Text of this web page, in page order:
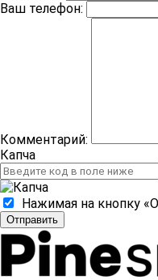
Ваш телефон:
Комментарий:
Капча
Нажимая на кнопку
Отправить